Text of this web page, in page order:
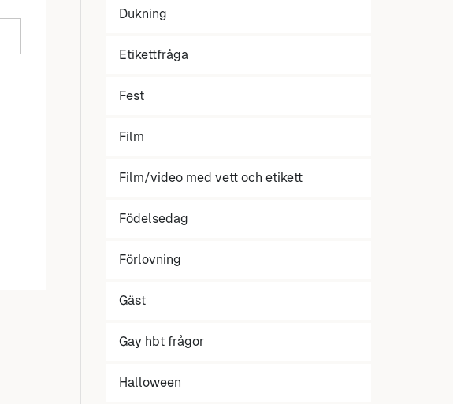
Dukning
Etikettfråga
Fest
Film
Film/video med vett och etikett
Födelsedag
Förlovning
Gäst
Gay hbt frågor
Halloween